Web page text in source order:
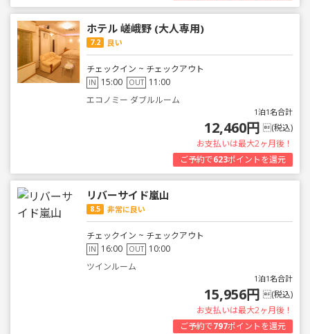
ホテル 嵯峨野 (大人専用)
7.2 良い
チェックイン ~ チェックアウト
IN 15:00 OUT 11:00
エコノミー ダブルルーム
1泊1名合計
12,460円 (税込)
お支払いは最大2ヶ月後！
ご予約で623ポイントを還元
リバーサイド嵐山
8.5 非常に良い
チェックイン ~ チェックアウト
IN 16:00 OUT 10:00
ツインルーム
1泊1名合計
15,956円 (税込)
お支払いは最大2ヶ月後！
ご予約で797ポイントを還元